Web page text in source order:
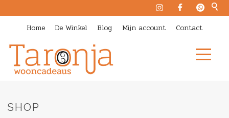
Home De Winkel Blog Mijn account Contact
SHOP